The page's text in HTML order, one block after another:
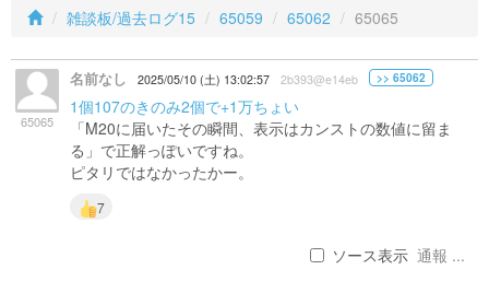
雑談板/過去ログ15 65059 65062 65065
65065
名前なし 2025/05/10 (土) 13:02:57 2b393@e14eb >> 65062
1個107のきのみ2個で+1万ちょい
「M20に届いたその瞬間、表示はカンストの数値に留ま
る」で正解っぽいですね。
ピタリではなかったかー。
7
ソース表示 通報 ...